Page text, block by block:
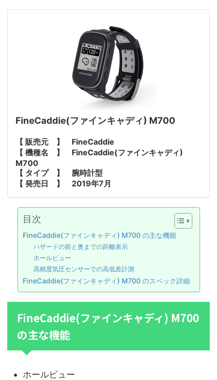
FineCaddie(ファインキャディ) M700
【 販売元 】 FineCaddie
【 機種名 】 FineCaddie(ファインキャディ)
M700
【 タイプ 】 腕時計型
【 発売日 】 2019年7月
目次
FineCaddie(ファインキャディ) M700 の主な機能
ハザードの前と奥までの距離表示
ホールビュー
高精度気圧センサーでの高低差計測
FineCaddie(ファインキャディ) M700 のスペック詳細
FineCaddie(ファインキャディ) M700
の主な機能
ホールビュー